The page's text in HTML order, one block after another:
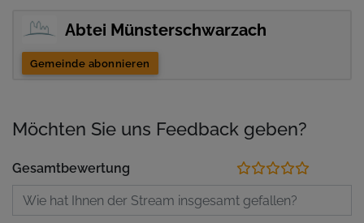
Abtei Münsterschwarzach
Gemeinde abonnieren
Möchten Sie uns Feedback geben?
Gesamtbewertung